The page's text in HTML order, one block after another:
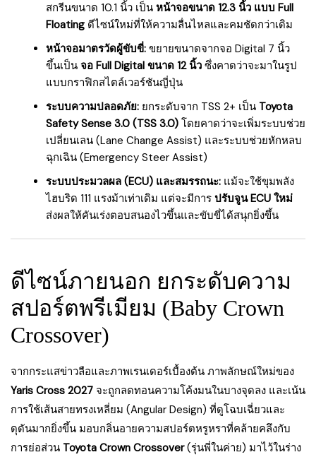
สกรีนขนาด 10.1 นิ้ว เป็น หน้าจอขนาด 12.3 นิ้ว แบบ Full
Floating ดีไซน์ใหม่ที่ให้ความลื่นไหลและคมชัดกว่าเดิม
หน้าจอมาตรวัดผู้ขับขี่: ขยายขนาดจากจอ Digital 7 นิ้ว
ขึ้นเป็น จอ Full Digital ขนาด 12 นิ้ว ซึ่งคาดว่าจะมาในรูป
แบบกราฟิกสไตล์เวอร์ชันญี่ปุ่น
ระบบความปลอดภัย: ยกระดับจาก TSS 2+ เป็น Toyota
Safety Sense 3.0 (TSS 3.0) โดยคาดว่าจะเพิ่มระบบช่วย
เปลี่ยนเลน (Lane Change Assist) และระบบช่วยหักหลบ
ฉุกเฉิน (Emergency Steer Assist)
ระบบประมวลผล (ECU) และสมรรถนะ: แม้จะใช้ขุมพลัง
ไฮบริด 111 แรงม้าเท่าเดิม แต่จะมีการ ปรับจูน ECU ใหม่
ส่งผลให้คันเร่งตอบสนองไวขึ้นและขับขี่ได้สนุกยิ่งขึ้น
ดีไซน์ภายนอก ยกระดับความ
สปอร์ตพรีเมียม (Baby Crown
Crossover)
จากกระแสข่าวลือและภาพเรนเดอร์เบื้องต้น ภาพลักษณ์ใหม่ของ
Yaris Cross 2027 จะถูกลดทอนความโค้งมนในบางจุดลง และเน้น
การใช้เส้นสายทรงเหลี่ยม (Angular Design) ที่ดูโฉบเฉี่ยวและ
ดุดันมากยิ่งขึ้น มอบกลิ่นอายความสปอร์ตหรูหราที่คล้ายคลึงกับ
การย่อส่วน Toyota Crown Crossover(รุ่นพี่ในค่าย) มาไว้ในร่าง